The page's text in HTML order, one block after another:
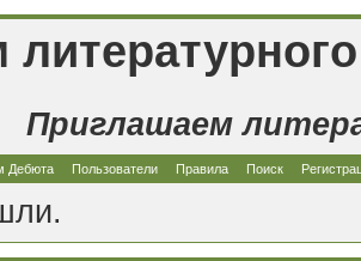
Приглашаем
Дебюта Пользователи Правила Поиск